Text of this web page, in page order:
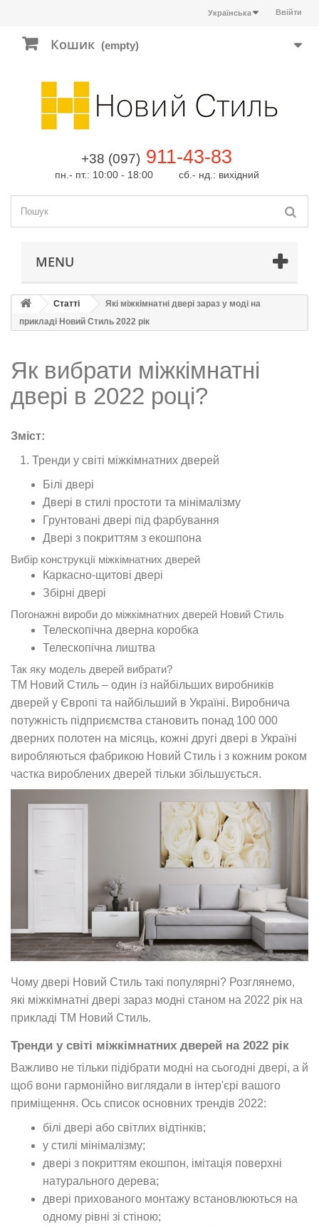
Ввійти
Українська
Кошик (empty)
+38 (097) 911-43-83
пн.- пт.: 10:00 - 18:00 сб.- нд.: вихідний
MENU
Статті
Які міжкімнатні двері зараз у моді на
прикладі Новий Стиль 2022 рік
Як вибрати міжкімнатні
двері в 2022 році?
Зміст:
Тренди у світі міжкімнатних дверей
Білі двері
Двері в стилі простоти та мінімалізму
Грунтовані двері під фарбування
Двері з покриттям з екошпона
Вибір конструкції міжкімнатних дверей
Каркасно-щитові двері
Збірні двері
Погонажні вироби до міжкімнатних дверей Новий Стиль
Телескопічна дверна коробка
Телескопічна лиштва
Так яку модель дверей вибрати?
ТМ Новий Стиль – один із найбільших виробників
дверей у Європі та найбільший в Україні. Виробнича
потужність підприємства становить понад 100 000
дверних полотен на місяць, кожні другі двері в Україні
виробляються фабрикою Новий Стиль і з кожним роком
частка вироблених дверей тільки збільшується.
Чому двері Новий Стиль такі популярні? Розглянемо,
які міжкімнатні двері зараз модні станом на 2022 рік на
прикладі ТМ Новий Стиль.
Тренди у світі міжкімнатних дверей на 2022 рік
Важливо не тільки підібрати модні на сьогодні двері, а й
щоб вони гармонійно виглядали в інтер'єрі вашого
приміщення. Ось список основних трендів 2022:
білі двері або світлих відтінків;
у стилі мінімалізму;
двері з покриттям екошпон, імітація поверхні
натурального дерева;
двері прихованого монтажу встановлюються на
одному рівні зі стіною;